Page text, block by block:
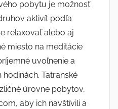
pobytu je možnosť
aktivít podľa
relaxovať alebo aj
miesto na meditácie
uvoľnenie a
hodinách. Tatranské
úrovne pobytov,
aby ich navštívili a